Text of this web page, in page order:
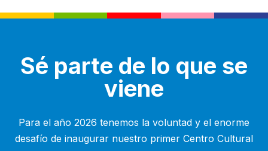
Sé parte de lo que se
viene
Para el año 2026 tenemos la voluntad y el enorme
desafío de inaugurar nuestro primer Centro Cultural